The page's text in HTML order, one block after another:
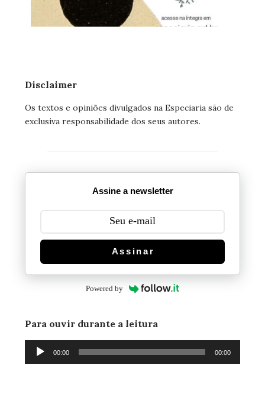
Disclaimer
Os textos e opiniões divulgados na Especiaria são de
exclusiva responsabilidade dos seus autores.
Assine a newsletter
Assinar
Powered by
Para ouvir durante a leitura
Tocador
00:00 00:00